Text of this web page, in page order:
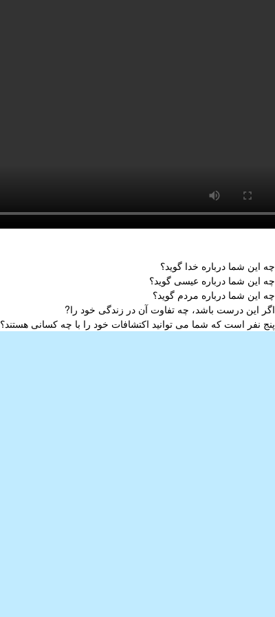
چه این شما درباره خدا گوید؟
چه این شما درباره عیسی گوید؟
چه این شما درباره مردم گوید؟
اگر این درست باشد، چه تفاوت آن در زندگی خود را?
پنج نفر است که شما می توانید اکتشافات خود را با چه کسانی هستند؟